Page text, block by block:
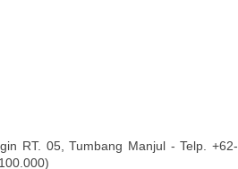
RT. 05, Tumbang Manjul - Telp. +62-